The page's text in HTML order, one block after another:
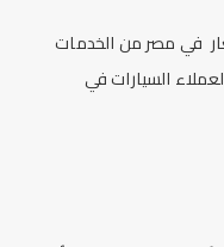
في مصر من الخدمات
السيارات في